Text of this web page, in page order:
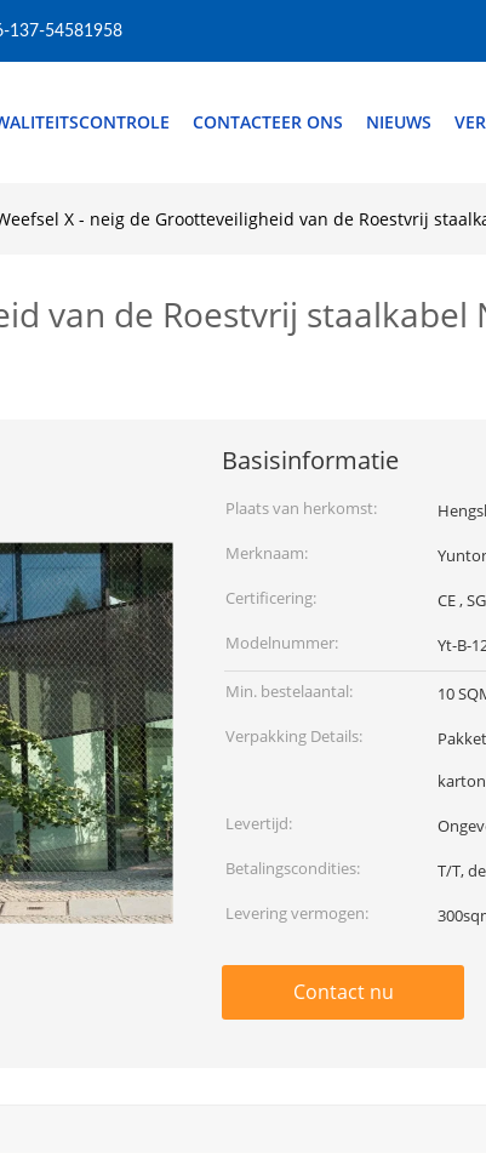
137-54581958
CONTACTEER ONS NIEUWS
X - neig de Grootteveiligheid van de Roestvrij
van de Roestvrij
Basisinformatie
Plaats van herkomst:
Merknaam:
Certificering:
CE ,
Modelnummer:
Yt-B-
Min. bestelaantal:
10
Verpakking Details:
Levertijd:
Betalingscondities:
T/T,
Levering vermogen:
Contact nu